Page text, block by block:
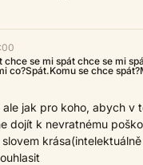
chce se mi spát chce se mi
co?Spát.Komu se chce
ale jak pro koho, abych v
dojít k nevratnému